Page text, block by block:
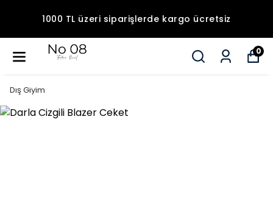
1000 TL üzeri siparişlerde kargo ücretsiz
0
Dış Giyim